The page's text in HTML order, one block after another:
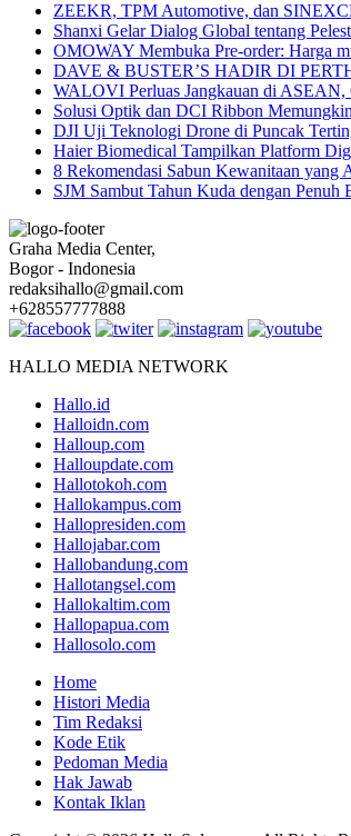
ZEEKR, TPM Automotive, dan
Shanxi Gelar Dialog Global tentang
OMOWAY Membuka Pre-order: Harga
DAVE & BUSTER’S HADIR DI
WALOVI Perluas Jangkauan di
Solusi Optik dan DCI Ribbon
DJI Uji Teknologi Drone di Puncak
Haier Biomedical Tampilkan Platform
8 Rekomendasi Sabun Kewanitaan yang
SJM Sambut Tahun Kuda dengan Penuh
Graha Media Center,
Bogor - Indonesia
redaksihallo@gmail.com
+628557777888
HALLO MEDIA NETWORK
Hallo.id
Halloidn.com
Halloup.com
Halloupdate.com
Hallotokoh.com
Hallokampus.com
Hallopresiden.com
Hallojabar.com
Hallobandung.com
Hallotangsel.com
Hallokaltim.com
Hallopapua.com
Hallosolo.com
Home
Histori Media
Tim Redaksi
Kode Etik
Pedoman Media
Hak Jawab
Kontak Iklan